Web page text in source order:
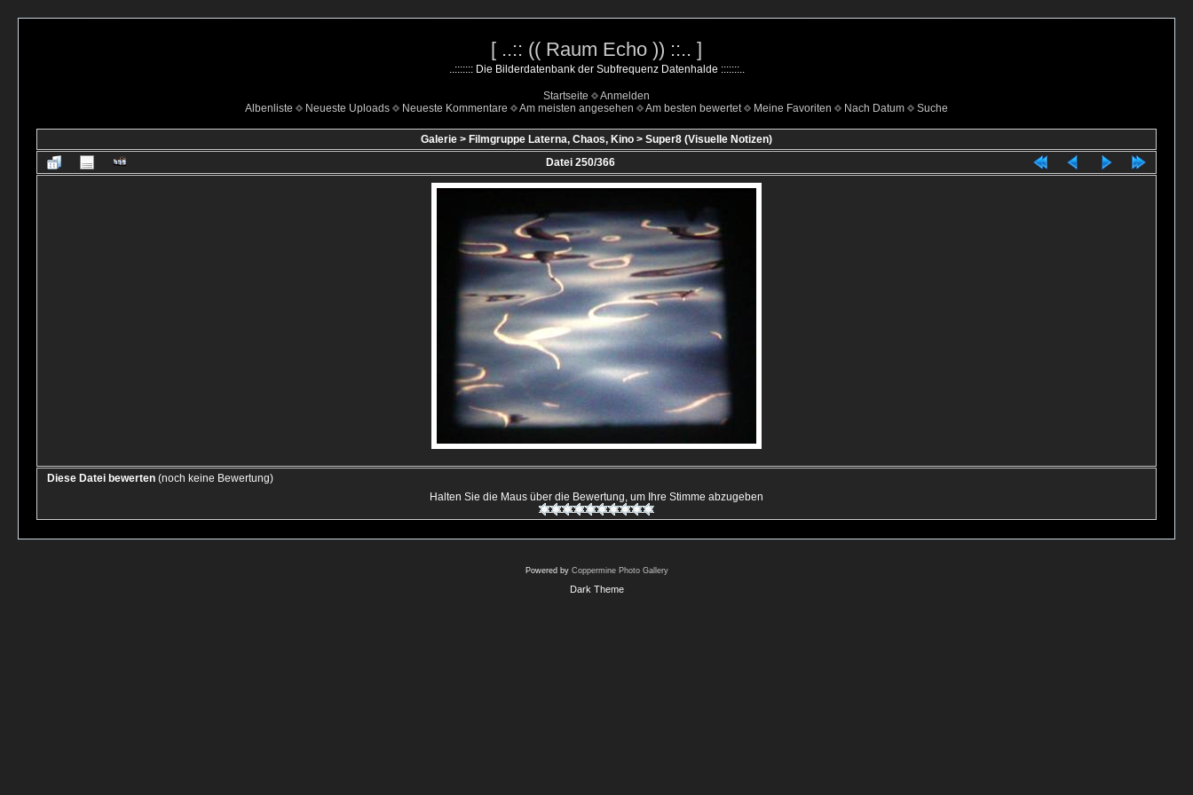
[ ..:: (( Raum Echo )) ::.. ]
..::::::: Die Bilderdatenbank der Subfrequenz Datenhalde :::::::..
Startseite
Anmelden
Albenliste
Neueste Uploads Neueste Kommentare Am meisten angesehen Am besten bewertet Meine Favoriten Nach Datum Suche
Galerie > Filmgruppe Laterna, Chaos, Kino > Super8 (Visuelle Notizen)
Datei 250/366
Diese Datei bewerten (noch keine Bewertung)
Halten Sie die Maus über die Bewertung, um Ihre Stimme abzugeben
Powered by Coppermine Photo Gallery
Dark Theme